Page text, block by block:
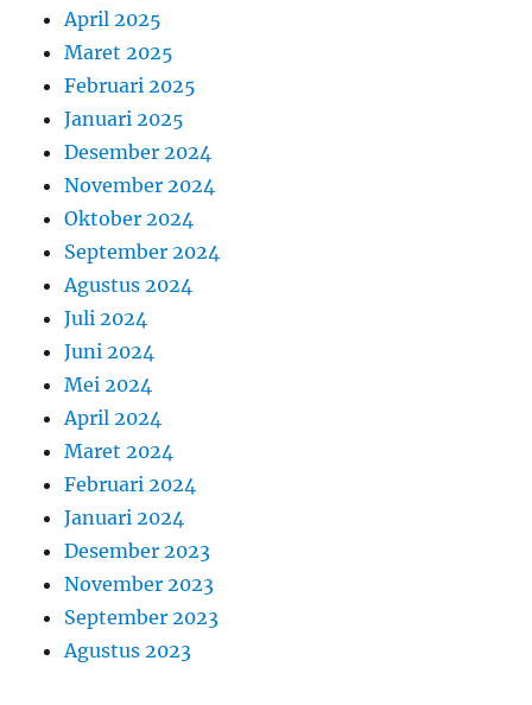
April 2025
Maret 2025
Februari 2025
Januari 2025
Desember 2024
November 2024
Oktober 2024
September 2024
Agustus 2024
Juli 2024
Juni 2024
Mei 2024
April 2024
Maret 2024
Februari 2024
Januari 2024
Desember 2023
November 2023
September 2023
Agustus 2023